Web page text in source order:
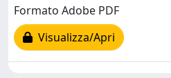
Formato Adobe PDF
Visualizza/Apri